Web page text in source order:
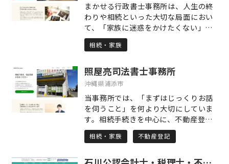
まかせる行政書士事務所は、人生の終
わりや相続といった大切な局面におい
て、「家族に迷惑をかけたくない」
「自分の意思をしっかり残したい」と
いう思いを持つ皆さまのために、さま
サポートする信頼のパートナーです。
代表の松岡巧は、長年の刑事経験と、
フットワークの軽さを活かして、依頼
者ひとりひとりの事情を丁寧に伺い、
第三者的な視点と豊富な法的知識をも
って、最善の解決策をご提案いたしま
す。 当事務所の主な業務内容は、相続
手続き、遺言書の作成・遺言の執行、
相続人・相続財産の調査、遺産分割協
相続・家族
照屋亮司法書士事務所
沖縄県浦添市
当事務所では、「まずはじっくりお話
を伺うこと」を何より大切にしていま
す。相続手続きを中心に、不動産登
記・法人登記、債務整理、裁判書類作
成、さらには簡易裁判所での訴訟代理
す。 法律の手続きは、多くの方にとっ
相続・家族 不動産登記